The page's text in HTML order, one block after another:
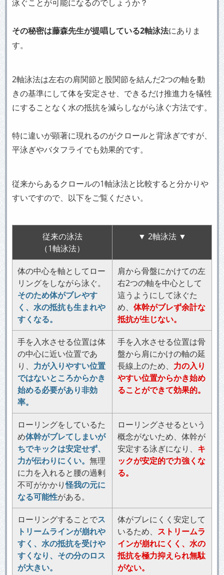
泳ぐことが可能になるのでしょうか？
その秘密は藤森先生が提唱している2軸泳法にありま
す。
2軸泳法は左右の肩関節と股関節を結んだ2つの軸を動
きの基準にして体を安定させ、できるだけ推進力を犠牲
にすることなく水の抵抗を減らしながら泳ぐ方法です。
特に違いが顕著に現れるのがクロールと背泳ぎですが、
平泳ぎやバタフライでも効果的です。
従来からあるクロールの1軸泳法と比較すると分かりや
すいですので、以下をご覧ください。
従来の泳法
（1軸泳法）
▼ 2軸泳法 ▼
体の中心を軸としてロー
リングをしながら泳ぐ。
そのため体がブレやす
く、水の抵抗も生まれや
すくなる。
肩から骨盤にかけての左
右2つの軸を中心として
這うようにして泳ぐた
め、 体幹がブレず余計な
抵抗が生じない。
手を入水させる位置は体
の中心に近い位置であ
り、 力が入りやすい位置
ではないところからかき
始める必要があり非効
率。
手を入水させる位置は骨
盤から肩にかけの軸の延
長線上のため、 力の入り
やすい位置からかき始め
ることができて効果的。
ローリングをしているた
め体幹がブレてしまいが
ちでキックは安定せず、
力が伝わりにくい。 無理
に力を入れると腰の過剰
不可がかかり怪我の元に
なる可能性がある。
ローリングさせるという
概念がないため、体幹が
安定する泳ぎになり、 キ
ックが安定的で力強くな
る。
ローリングすることでス
トリームラインが崩れや
すく、水の抵抗を受けや
すくなり、その分のロス
が大きい。
体がブレにくく安定して
いるため、 ストリームラ
インが崩れにくく、水の
抵抗を極力抑えられ無駄
がない。